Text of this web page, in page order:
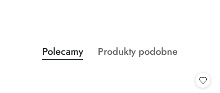
Pomiń karuzelę produktów
Produkty
o
Polecamy
Produkty
Produkty podobne